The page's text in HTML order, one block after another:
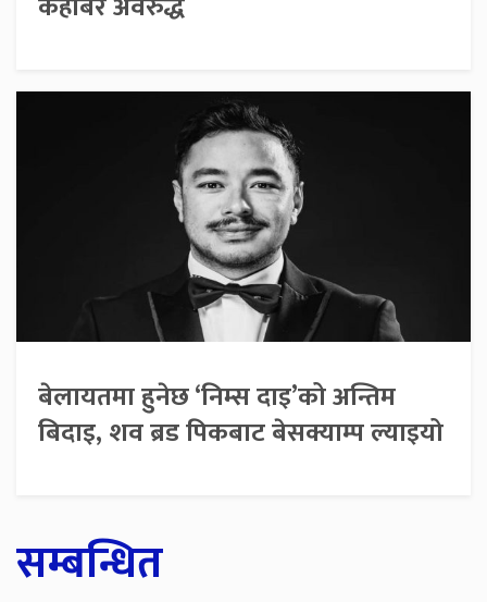
बेलायतमा हुनेछ ‘निम्स दाइ’को अन्तिम
बिदाइ, शव ब्रड पिकबाट बेसक्याम्प ल्याइयो
सम्बन्धित